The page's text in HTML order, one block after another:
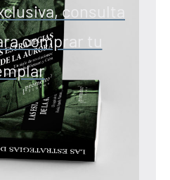
consulta
comprar tu